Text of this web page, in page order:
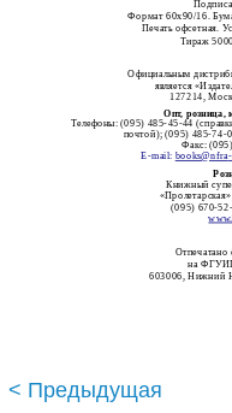
Формат 60x90/16.
Печать офсетная.
Тираж
Официальным
является
127214,
Опт, розница,
Телефоны: (095) 485-45-44
почтой); (095) 485-74-
Факс:
E-mail: books@nfra
Книжный
(095) 670-
Отпечатано
на
603006, Нижний
< Предыдущая